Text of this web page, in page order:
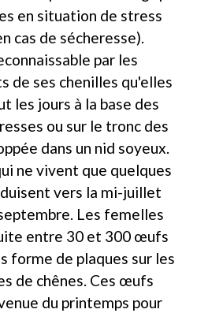
en situation de stress
cas de sécheresse).
par les
de ses chenilles qu'elles
les jours à la base des
ou sur le tronc des
dans un nid soyeux.
ne vivent que quelques
vers la mi-juillet
Les femelles
entre 30 et 300 œufs
forme de plaques sur les
de chênes. Ces œufs
du printemps pour